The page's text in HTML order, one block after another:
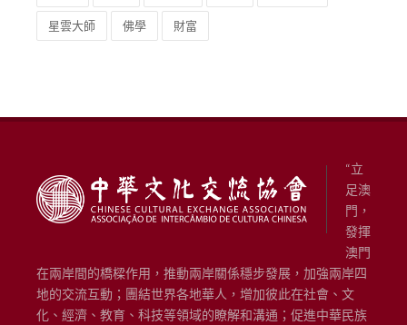
星雲大師 佛學 財富
“立
足澳
門，
發揮
澳門
在兩岸間的橋樑作用，推動兩岸關係穩步發展，加強兩岸四
地的交流互動；團結世界各地華人，增加彼此在社會、文
化、經濟、教育、科技等領域的瞭解和溝通；促進中華民族